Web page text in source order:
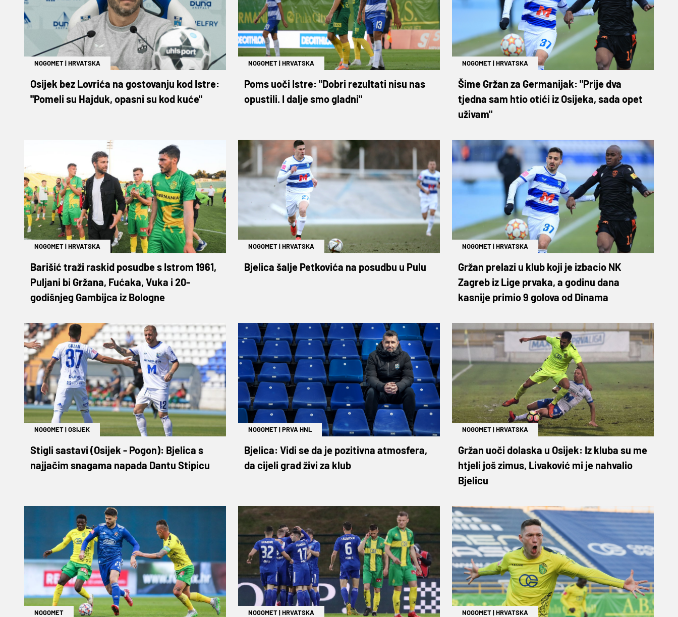
NOGOMET|HRVATSKA
Osijek bez Lovrića na gostovanju kod Istre:
"Pomeli su Hajduk, opasni su kod kuće"
NOGOMET|HRVATSKA
Poms uoči Istre: "Dobri rezultati nisu nas
opustili. I dalje smo gladni"
NOGOMET|HRVATSKA
Šime Gržan za Germanijak: "Prije dva
tjedna sam htio otići iz Osijeka, sada opet
uživam"
NOGOMET|HRVATSKA
Barišić traži raskid posudbe s Istrom 1961,
Puljani bi Gržana, Fućaka, Vuka i 20-
godišnjeg Gambijca iz Bologne
NOGOMET|HRVATSKA
Bjelica šalje Petkovića na posudbu u Pulu
NOGOMET|HRVATSKA
Gržan prelazi u klub koji je izbacio NK
Zagreb iz Lige prvaka, a godinu dana
kasnije primio 9 golova od Dinama
NOGOMET|OSIJEK
Stigli sastavi (Osijek - Pogon): Bjelica s
najjačim snagama napada Dantu Stipicu
NOGOMET|PRVA HNL
Bjelica: Vidi se da je pozitivna atmosfera,
da cijeli grad živi za klub
NOGOMET|HRVATSKA
Gržan uoči dolaska u Osijek: Iz kluba su me
htjeli još zimus, Livaković mi je nahvalio
Bjelicu
NOGOMET NOGOMET|HRVATSKA NOGOMET|HRVATSKA